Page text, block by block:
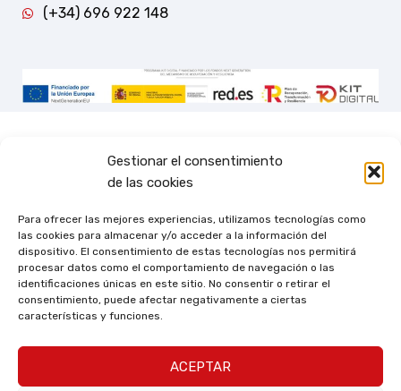
Gestionar el consentimiento
de las cookies
Para ofrecer las mejores experiencias, utilizamos tecnologías como
las cookies para almacenar y/o acceder a la información del
dispositivo. El consentimiento de estas tecnologías nos permitirá
procesar datos como el comportamiento de navegación o las
identificaciones únicas en este sitio. No consentir o retirar el
consentimiento, puede afectar negativamente a ciertas
características y funciones.
ACEPTAR
(+34) 696 922 148